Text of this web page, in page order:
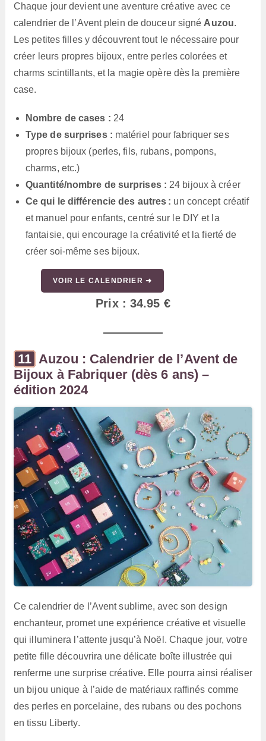
Chaque jour devient une aventure créative avec ce
calendrier de l’Avent plein de douceur signé Auzou.
Les petites filles y découvrent tout le nécessaire pour
créer leurs propres bijoux, entre perles colorées et
charms scintillants, et la magie opère dès la première
case.
Nombre de cases : 24
Type de surprises : matériel pour fabriquer ses
propres bijoux (perles, fils, rubans, pompons,
charms, etc.)
Quantité/nombre de surprises : 24 bijoux à créer
Ce qui le différencie des autres : un concept créatif
et manuel pour enfants, centré sur le DIY et la
fantaisie, qui encourage la créativité et la fierté de
créer soi-même ses bijoux.
VOIR LE CALENDRIER ➜
Prix : 34.95 €
Auzou : Calendrier de l’Avent de
Bijoux à Fabriquer (dès 6 ans) –
édition 2024
Ce calendrier de l’Avent sublime, avec son design
enchanteur, promet une expérience créative et visuelle
qui illuminera l’attente jusqu’à Noël. Chaque jour, votre
petite fille découvrira une délicate boîte illustrée qui
renferme une surprise créative. Elle pourra ainsi réaliser
un bijou unique à l’aide de matériaux raffinés comme
des perles en porcelaine, des rubans ou des pochons
en tissu Liberty.